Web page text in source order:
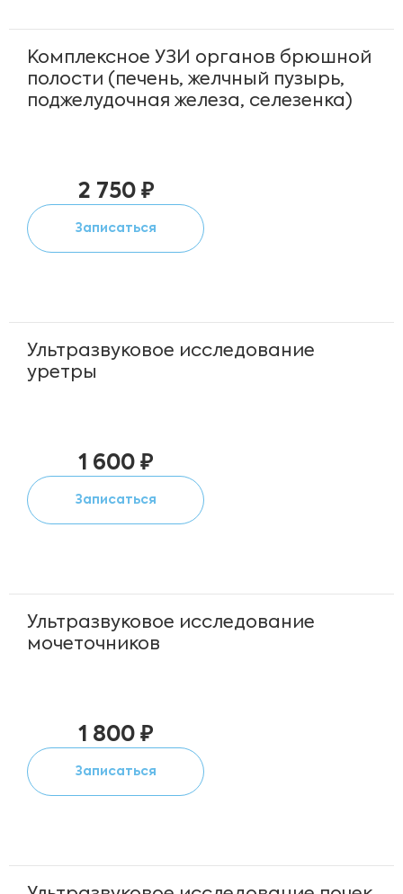
Комплексное УЗИ органов брюшной
полости (печень, желчный пузырь,
поджелудочная железа, селезенка)
2 750 ₽
Записаться
Ультразвуковое исследование
уретры
1 600 ₽
Записаться
Ультразвуковое исследование
мочеточников
1 800 ₽
Записаться